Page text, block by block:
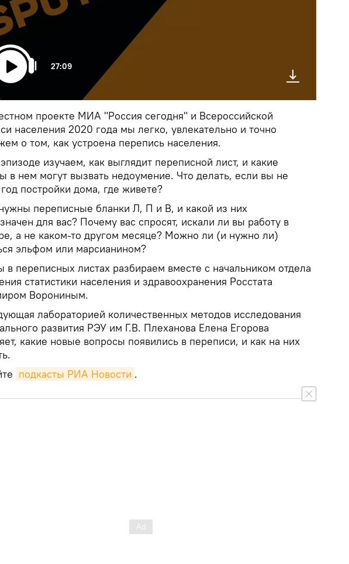
27:09
проекте МИА "Россия сегодня" и Всероссийской
населения 2020 года мы легко, увлекательно и точно
о том, как устроена перепись населения.
изучаем, как выглядит переписной лист, и какие
в нем могут вызвать недоумение. Что делать, если вы не
постройки дома, где живете?
переписные бланки Л, П и В, и какой из них
для вас? Почему вас спросят, искали ли вы работу в
а не каком-то другом месяце? Можно ли (и нужно ли)
эльфом или марсианином?
в переписных листах разбираем вместе с начальником отдела
статистики населения и здравоохранения Росстата
Ворониным.
лабораторией количественных методов исследования
развития РЭУ им Г.В. Плеханова Елена Егорова
какие новые вопросы появились в переписи, и как на них
подкасты РИА Новости .